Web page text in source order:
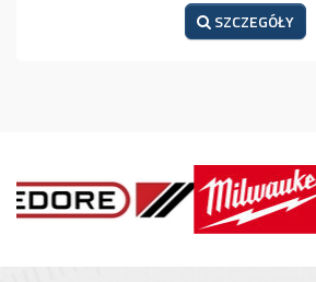
SZCZEGÓŁY